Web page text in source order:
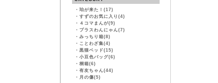
・ 珀が来た！(17)
・ すずのお気に入り(4)
・ ４コマまんが(9)
・ プラスわんにゃん(7)
・ みっちり箱(8)
・ ことわざ集(4)
・ 黒猫ベッド(15)
・ 小豆色バッグ(6)
・ 桐箱(6)
・ 有友ちゃん(44)
・ 月の傷(5)